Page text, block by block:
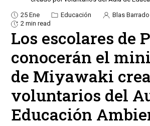
25 Ene Educación Blas Barrado
2 min read
Los escolares de
conocerán el
de Miyawaki
voluntarios del
Educación